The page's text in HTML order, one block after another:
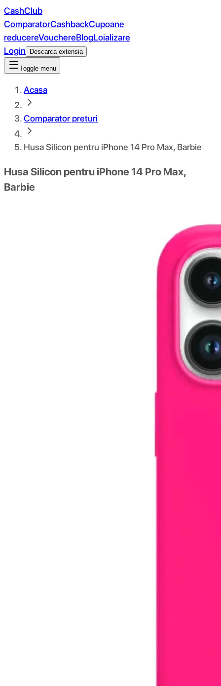
CashClub
ComparatorCashbackCupoane
reducereVouchereBlogLoializare
Login
Descarca extensia
Toggle menu
Acasa
Comparator preturi
Husa Silicon pentru iPhone 14 Pro Max, Barbie
Husa Silicon pentru iPhone 14 Pro Max,
Barbie